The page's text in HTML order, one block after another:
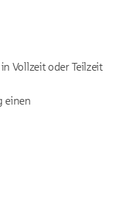
Vollzeit oder Teilzeit
einen